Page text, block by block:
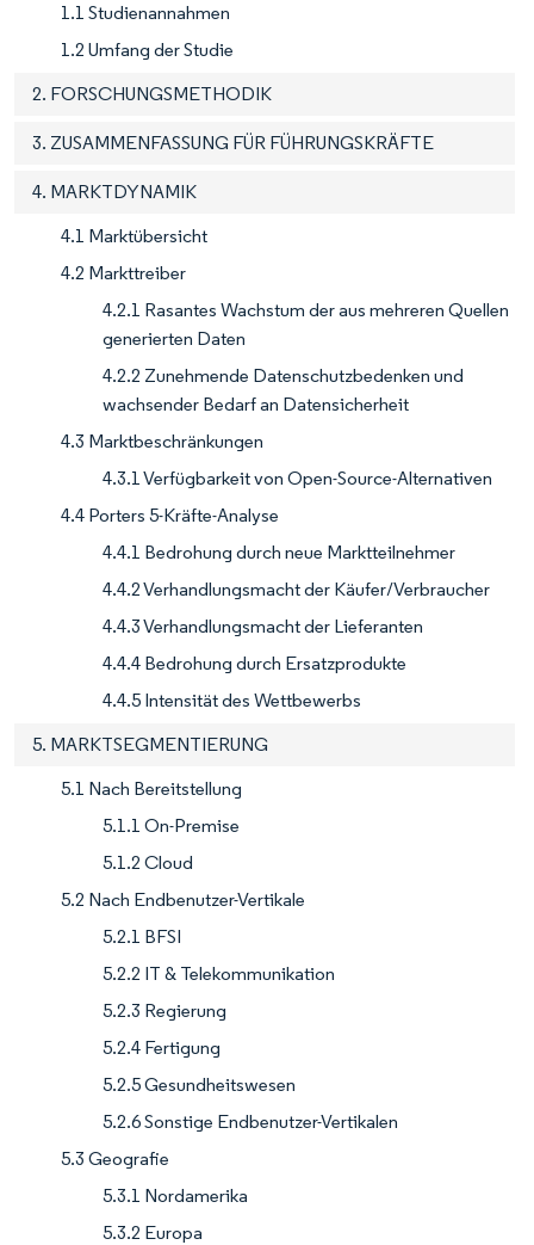
1.1 Studienannahmen
1.2 Umfang der Studie
2. FORSCHUNGSMETHODIK
3. ZUSAMMENFASSUNG FÜR FÜHRUNGSKRÄFTE
4. MARKTDYNAMIK
4.1 Marktübersicht
4.2 Markttreiber
4.2.1 Rasantes Wachstum der aus mehreren Quellen
generierten Daten
4.2.2 Zunehmende Datenschutzbedenken und
wachsender Bedarf an Datensicherheit
4.3 Marktbeschränkungen
4.3.1 Verfügbarkeit von Open-Source-Alternativen
4.4 Porters 5-Kräfte-Analyse
4.4.1 Bedrohung durch neue Marktteilnehmer
4.4.2 Verhandlungsmacht der Käufer/Verbraucher
4.4.3 Verhandlungsmacht der Lieferanten
4.4.4 Bedrohung durch Ersatzprodukte
4.4.5 Intensität des Wettbewerbs
5. MARKTSEGMENTIERUNG
5.1 Nach Bereitstellung
5.1.1 On-Premise
5.1.2 Cloud
5.2 Nach Endbenutzer-Vertikale
5.2.1 BFSI
5.2.2 IT & Telekommunikation
5.2.3 Regierung
5.2.4 Fertigung
5.2.5 Gesundheitswesen
5.2.6 Sonstige Endbenutzer-Vertikalen
5.3 Geografie
5.3.1 Nordamerika
5.3.2 Europa